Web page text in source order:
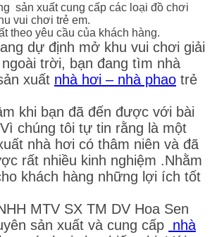
sản xuất cung cấp các loại đồ chơi
vui chơi trẻ em.
theo yêu cầu của khách hàng.
dự định mở khu vui chơi giải
trời, bạn đang tìm nhà
xuất nhà hơi – nhà phao trẻ
khi bạn đã đến được với bài
chúng tôi tự tin rằng là một
nhà hơi có thâm niên và đã
rất nhiều kinh nghiệm .Nhằm
khách hàng những lợi ích tốt
MTV SX TM DV Hoa Sen
sản xuất và cung cấp nhà